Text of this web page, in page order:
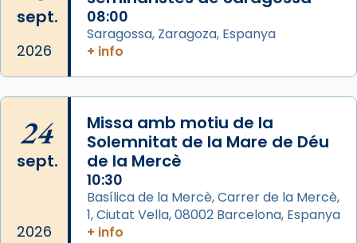
View on Facebook
Arquebisbat de Barcelona
Jaume, fill de Zebedeu, és juntament amb el
seu germà Joan i Pere un dels que
acompanyava més de prop Jesús.
Segons el llibre dels Fets (12,2) fou el primer
apòstol màrtir, decapitat a Jerusalem per
Herodes Agripa (vers l'any 44).
sept.
2026
08:00
Saragossa, Zaragoza, Espanya
+ info
24
sept.
2026
Missa amb motiu de la
Solemnitat de la Mare de Déu
de la Mercè
10:30
Basílica de la Mercè, Carrer de la Mercè,
1, Ciutat Vella, 08002 Barcelona, Espanya
+ info